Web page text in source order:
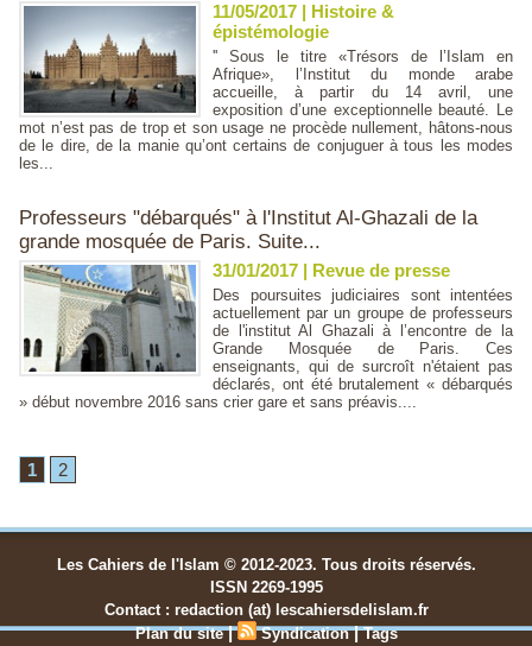
11/05/2017 | Histoire &
épistémologie
'' Sous le titre «Trésors de l’Islam en
Afrique», l’Institut du monde arabe
accueille, à partir du 14 avril, une
exposition d’une exceptionnelle beauté. Le
mot n’est pas de trop et son usage ne procède nullement, hâtons-nous
de le dire, de la manie qu’ont certains de conjuguer à tous les modes
les...
Professeurs "débarqués" à l'Institut Al-Ghazali de la
grande mosquée de Paris. Suite...
31/01/2017 | Revue de presse
Des poursuites judiciaires sont intentées
actuellement par un groupe de professeurs
de l'institut Al Ghazali à l’encontre de la
Grande Mosquée de Paris. Ces
enseignants, qui de surcroît n'étaient pas
déclarés, ont été brutalement « débarqués
» début novembre 2016 sans crier gare et sans préavis....
1 2
Les Cahiers de l'Islam © 2012-2023. Tous droits réservés.
ISSN 2269-1995
Contact : redaction (at) lescahiersdelislam.fr
Plan du site | Syndication |Tags